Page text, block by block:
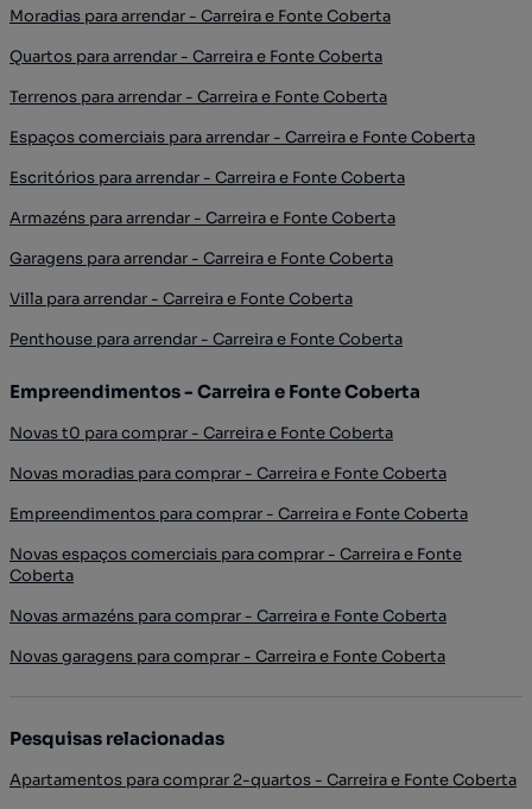
Moradias para arrendar - Carreira e Fonte Coberta
Quartos para arrendar - Carreira e Fonte Coberta
Terrenos para arrendar - Carreira e Fonte Coberta
Espaços comerciais para arrendar - Carreira e Fonte Coberta
Escritórios para arrendar - Carreira e Fonte Coberta
Armazéns para arrendar - Carreira e Fonte Coberta
Garagens para arrendar - Carreira e Fonte Coberta
Villa para arrendar - Carreira e Fonte Coberta
Penthouse para arrendar - Carreira e Fonte Coberta
Empreendimentos - Carreira e Fonte Coberta
Novas t0 para comprar - Carreira e Fonte Coberta
Novas moradias para comprar - Carreira e Fonte Coberta
Empreendimentos para comprar - Carreira e Fonte Coberta
Novas espaços comerciais para comprar - Carreira e Fonte
Coberta
Novas armazéns para comprar - Carreira e Fonte Coberta
Novas garagens para comprar - Carreira e Fonte Coberta
Pesquisas relacionadas
Apartamentos para comprar 2-quartos - Carreira e Fonte Coberta